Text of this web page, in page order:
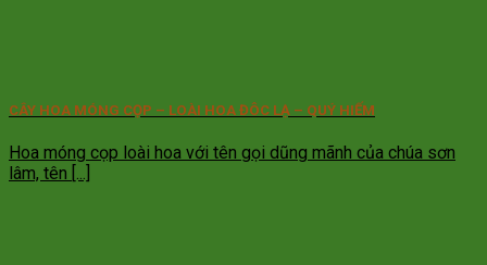
CÂY HOA MÓNG CỌP – LOÀI HOA ĐÔC LẠ – QUÝ HIẾM
Hoa móng cọp loài hoa với tên gọi dũng mãnh của chúa sơn
lâm, tên [...]